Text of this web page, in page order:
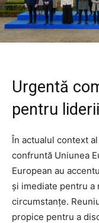
Urgentă
pentru
În actualul context
confruntă Uniunea
European au
și imediate pentru a
circumstanțe.
propice pentru a